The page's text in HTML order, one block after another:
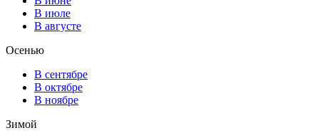
В июле
В августе
Осенью
В сентябре
В октябре
В ноябре
Зимой